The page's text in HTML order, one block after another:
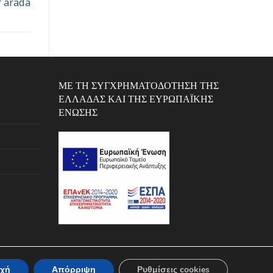
ΜΕ ΤΗ ΣΥΓΧΡΗΜΑΤΟΔΌΤΗΣΗ ΤΗΣ
ΕΛΛΆΔΑΣ ΚΑΙ ΤΗΣ ΕΥΡΩΠΑΪΚΉΣ
ΈΝΩΣΗΣ
Απόρριψη Ρυθμίσεις cookies